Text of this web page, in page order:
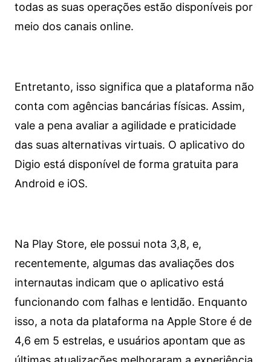
todas as suas operações estão disponíveis por
meio dos canais online.
Entretanto, isso significa que a plataforma não
conta com agências bancárias físicas. Assim,
vale a pena avaliar a agilidade e praticidade
das suas alternativas virtuais. O aplicativo do
Digio está disponível de forma gratuita para
Android e iOS.
Na Play Store, ele possui nota 3,8, e,
recentemente, algumas das avaliações dos
internautas indicam que o aplicativo está
funcionando com falhas e lentidão. Enquanto
isso, a nota da plataforma na Apple Store é de
4,6 em 5 estrelas, e usuários apontam que as